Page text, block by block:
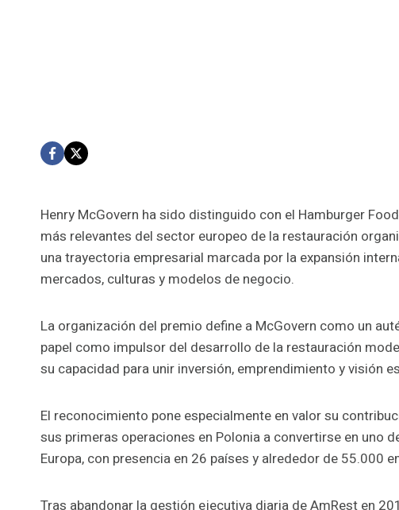
Henry McGovern ha sido distinguido con el Hamburger
más relevantes del sector europeo de la restauración
una trayectoria empresarial marcada por la expansión
mercados, culturas y modelos de negocio.
La organización del premio define a McGovern como un
papel como impulsor del desarrollo de la restauración
su capacidad para unir inversión, emprendimiento y visión
El reconocimiento pone especialmente en valor su
sus primeras operaciones en Polonia a convertirse en uno
Europa, con presencia en 26 países y alrededor de 55.000
Tras abandonar la gestión ejecutiva diaria de AmRest en